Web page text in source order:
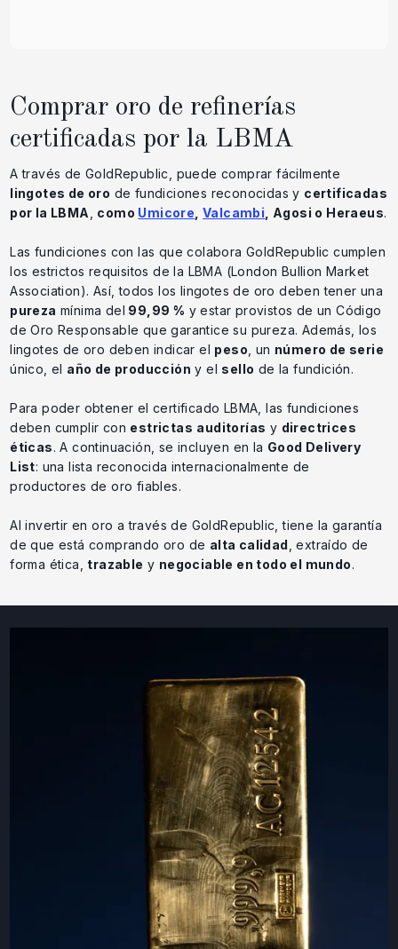
Comprar oro de refinerías
certificadas por la LBMA
A través de GoldRepublic, puede comprar fácilmente
lingotes de oro de fundiciones reconocidas y certificadas
por la LBMA
como Umicore ,Valcambi , Agosi o Heraeus.
Las fundiciones con las que colabora GoldRepublic cumplen
los estrictos requisitos de la LBMA (London Bullion Market
Association). Así, todos los lingotes de oro deben tener una
pureza mínima del 99,99 % y estar provistos de un Código
de Oro Responsable que garantice su pureza. Además, los
lingotes de oro deben indicar el peso , un número de serie
único, el año de producción y el sello de la fundición.
Para poder obtener el certificado LBMA, las fundiciones
deben cumplir con estrictas auditorías y directrices
éticas. A continuación, se incluyen en la Good Delivery
List: una lista reconocida internacionalmente de
productores de oro fiables.
Al invertir en oro a través de GoldRepublic, tiene la garantía
de que está comprando oro de alta calidad , extraído de
forma ética, trazable y negociable en todo el mundo.